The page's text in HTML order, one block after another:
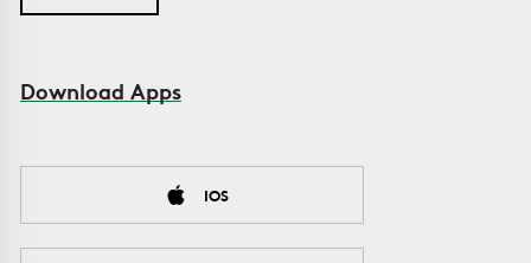
Download Apps
IOS